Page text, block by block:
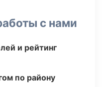
с нами
и рейтинг
по району